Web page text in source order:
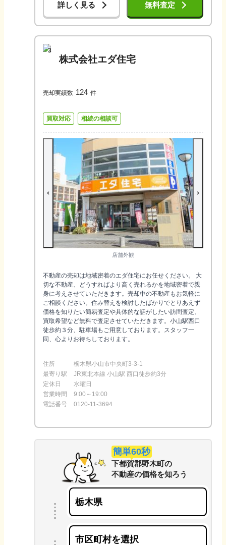
詳しく見る 無料査定
3
株式会社エダ住宅
売却実績数 124 件
買取対応 相続の相談可
店舗外観
不動産の売却は地域密着のエダ住宅にお任せください。 大
切な不動産、どうすればより高く売れるかを地域密着で親
身に考えさせていただきます。売却中の不動産もお気軽に
ご相談ください。住み替えを検討したばかりでとりあえず
価格を知りたい簡易査定や具体的な話がしたい訪問査定、
買取希望など無料で査定させていただきます。小山駅西口
徒歩約３分、駐車場もご用意しております。スタッフ一
同、心よりお待ちしております。
住所
栃木県小山市中央町3-3-1
最寄り駅
JR東北本線 小山駅 西口徒歩約3分
定休日
水曜日
営業時間
9:00～19:00
電話番号
0120-11-3694
簡単60秒
下都賀郡野木町の
不動産の価格を知ろう